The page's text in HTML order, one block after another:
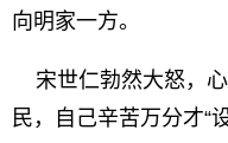
向明家一方。
宋世仁勃然大怒，
民，自己辛苦万分才“